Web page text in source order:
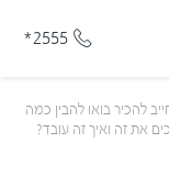
*2555
שכל גבר מעל גיל 40 חייב להכיר בואו להבין כמה
את זה ואיך זה עובד?